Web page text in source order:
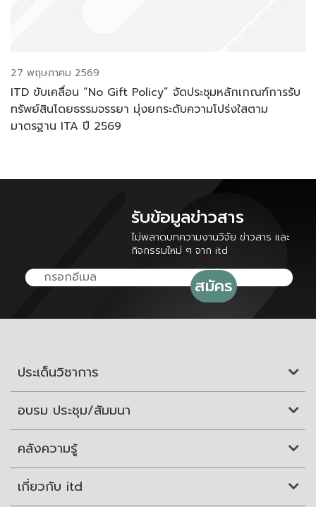
27 พฤษภาคม 2569
ITD ขับเคลื่อน “No Gift Policy” จัดประชุมหลักเกณฑ์การรับ
ทรัพย์สินโดยธรรมจรรยา มุ่งยกระดับความโปร่งใสตาม
มาตรฐาน ITA ปี 2569
รับข้อมูลข่าวสาร
ไม่พลาดบทความงานวิจัย ข่าวสาร และ
กิจกรรมใหม่ ๆ จาก itd
ประเด็นวิชาการ
อบรม ประชุม/สัมมนา
คลังความรู้
เกี่ยวกับ itd